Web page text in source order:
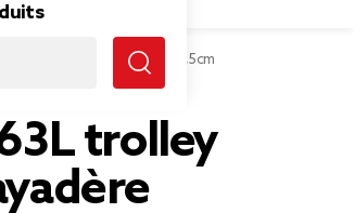
et roses 45x26xH66,5cm
trolley